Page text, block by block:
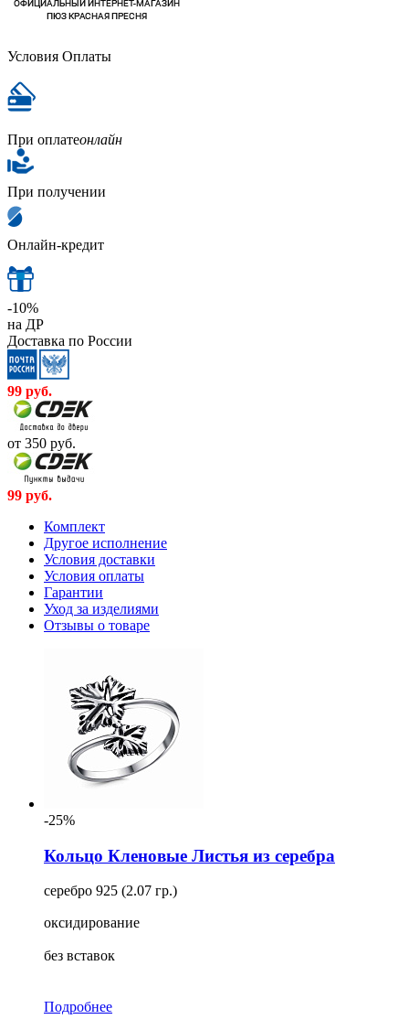
Условия Оплаты
При оплатеонлайн
При получении
Онлайн-кредит
-10%
на ДР
Доставка по России
99 руб.
от 350 руб.
99 руб.
Комплект
Другое исполнение
Условия доставки
Условия оплаты
Гарантии
Уход за изделиями
Отзывы о товаре
-25%
Кольцо Кленовые Листья из серебра
серебро 925 (2.07 гр.)
оксидирование
без вставок
Подробнее